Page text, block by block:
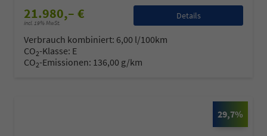
21.980,– €
incl. 19% MwSt.
Details
Verbrauch kombiniert: 6,00 l/100km
CO2-Klasse: E
CO2-Emissionen: 136,00 g/km
29,7%